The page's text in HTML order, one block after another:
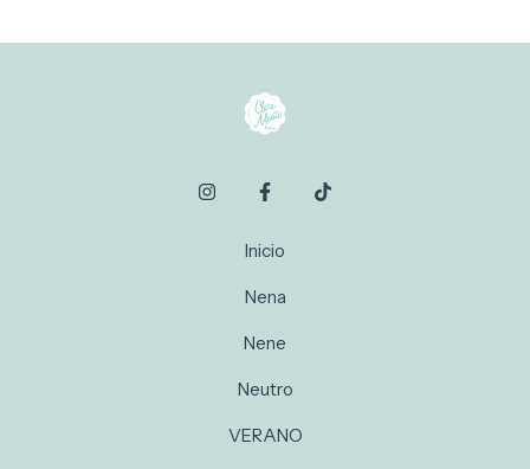
Inicio
Nena
Nene
Neutro
VERANO